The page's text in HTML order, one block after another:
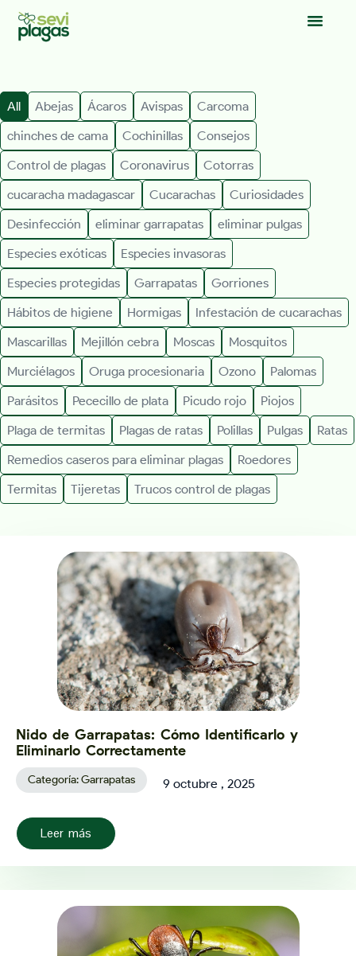
Abejas Ácaros Avispas
Carcoma
chinches de cama
Cochinillas
Consejos
Control de plagas
Coronavirus
Cotorras
cucaracha madagascar
Cucarachas
Curiosidades
Desinfección
eliminar garrapatas
eliminar pulgas
Especies exóticas
Especies invasoras
Especies protegidas
Garrapatas
Gorriones
Hábitos de higiene
Hormigas
Infestación de cucarachas
Mascarillas
Mejillón cebra Moscas
Mosquitos
Murciélagos
Oruga procesionaria Ozono
Palomas
Parásitos
Pececillo de plata Picudo rojo
Piojos
Plaga de termitas
Plagas de ratas Polillas Pulgas
Ratas
Remedios caseros para eliminar plagas
Roedores
Termitas
Tijeretas Trucos control de plagas
All
Nido de Garrapatas: Cómo Identificarlo y
Eliminarlo Correctamente
Categoría:Garrapatas 9 octubre , 2025
Leer más